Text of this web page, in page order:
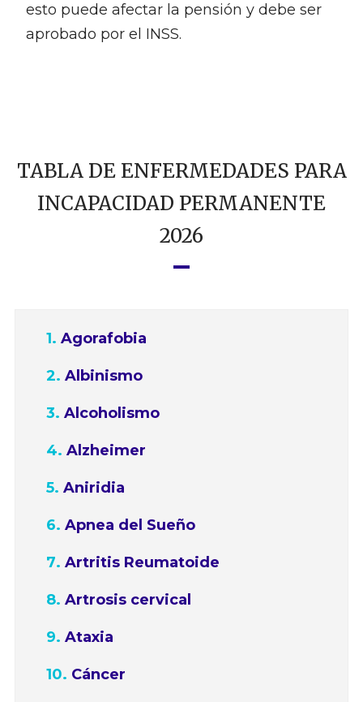
esto puede afectar la pensión y debe ser
aprobado por el INSS.
TABLA DE ENFERMEDADES PARA
INCAPACIDAD PERMANENTE
2026
Agorafobia
Albinismo
Alcoholismo
Alzheimer
Aniridia
Apnea del Sueño
Artritis Reumatoide
Artrosis cervical
Ataxia
Cáncer